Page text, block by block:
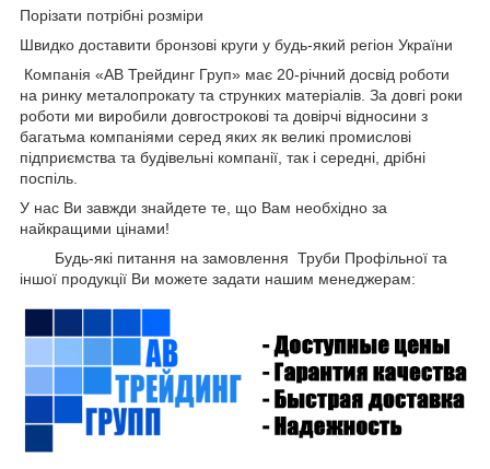
Порізати потрібні розміри
Швидко доставити бронзові круги у будь-який регіон України
Компанія «АВ Трейдинг Груп» має 20-річний досвід роботи
на ринку металопрокату та струнких матеріалів. За довгі роки
роботи ми виробили довгострокові та довірчі відносини з
багатьма компаніями серед яких як великі промислові
підприємства та будівельні компанії, так і середні, дрібні
поспіль.
У нас Ви завжди знайдете те, що Вам необхідно за
найкращими цінами!
Будь-які питання на замовлення Труби Профільної та
іншої продукції Ви можете задати нашим менеджерам: